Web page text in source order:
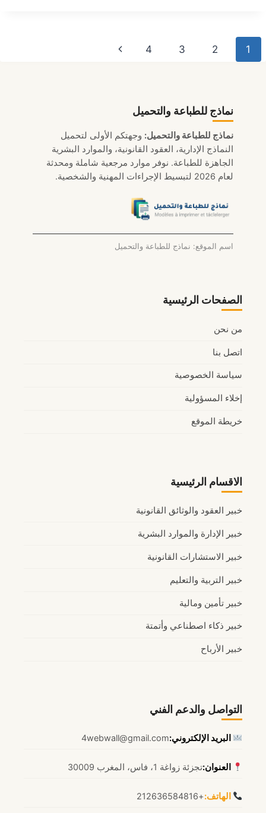
WORD/PDF)
تنقل
1
2
3
4
الصفحة
نماذج للطباعة والتحميل
نماذج للطباعة والتحميل: وجهتكم الأولى لتحميل
النماذج الإدارية، العقود القانونية، والموارد البشرية
الجاهزة للطباعة. نوفر موارد مرجعية شاملة ومحدثة
لعام 2026 لتبسيط الإجراءات المهنية والشخصية.
اسم الموقع: نماذج للطباعة والتحميل
الصفحات الرئيسية
من نحن
اتصل بنا
سياسة الخصوصية
إخلاء المسؤولية
خريطة الموقع
الاقسام الرئيسية
خبير العقود والوثائق القانونية
خبير الإدارة والموارد البشرية
خبير الاستشارات القانونية
خبير التربية والتعليم
خبير تأمين ومالية
خبير ذكاء اصطناعي وأتمتة
خبير الأرباح
التواصل والدعم الفني
البريد الإلكتروني:4webwall@gmail.com
العنوان:تجزئة زواغة 1، فاس، المغرب 30009
الهاتف:+212636584816